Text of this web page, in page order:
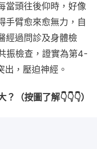
當頭往後仰時，好像
手臂愈來愈無力，自
經過問診及身體檢
振檢查，證實為第4-
，壓迫神經。
（按圖了解👇👇👇）